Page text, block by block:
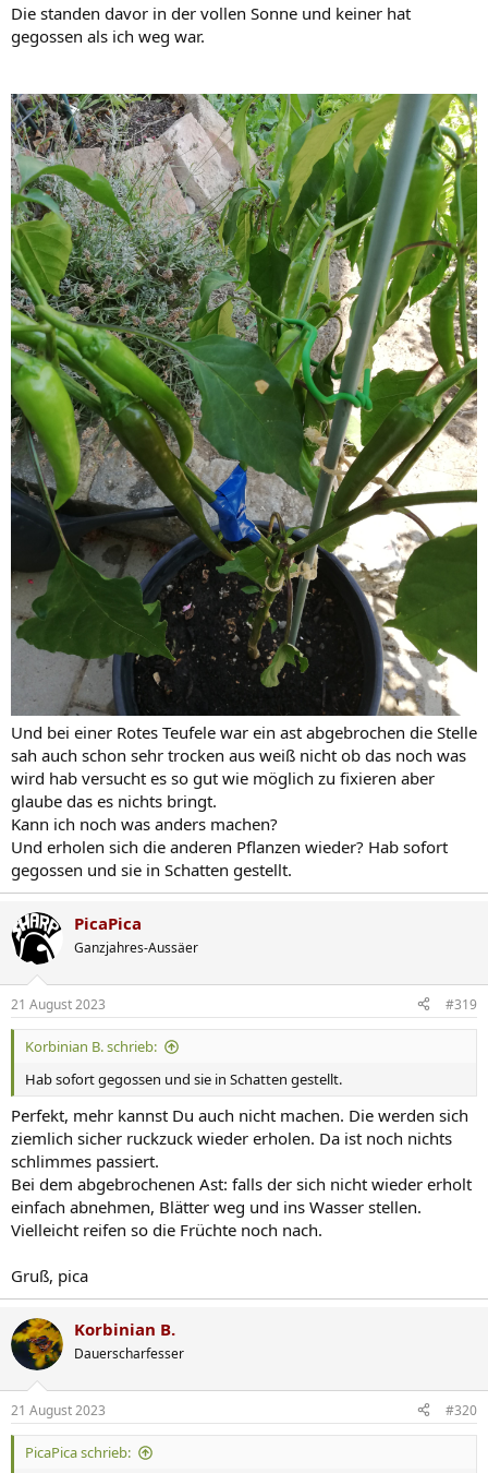
Die standen davor in der vollen Sonne und keiner hat
gegossen als ich weg war.
Und bei einer Rotes Teufele war ein ast abgebrochen die Stelle
sah auch schon sehr trocken aus weiß nicht ob das noch was
wird hab versucht es so gut wie möglich zu fixieren aber
glaube das es nichts bringt.
Kann ich noch was anders machen?
Und erholen sich die anderen Pflanzen wieder? Hab sofort
gegossen und sie in Schatten gestellt.
PicaPica
Ganzjahres-Aussäer
21 August 2023 #319
Korbinian B. schrieb:
Hab sofort gegossen und sie in Schatten gestellt.
Perfekt, mehr kannst Du auch nicht machen. Die werden sich
ziemlich sicher ruckzuck wieder erholen. Da ist noch nichts
schlimmes passiert.
Bei dem abgebrochenen Ast: falls der sich nicht wieder erholt
einfach abnehmen, Blätter weg und ins Wasser stellen.
Vielleicht reifen so die Früchte noch nach.
Gruß, pica
Korbinian B.
Dauerscharfesser
21 August 2023 #320
PicaPica schrieb: